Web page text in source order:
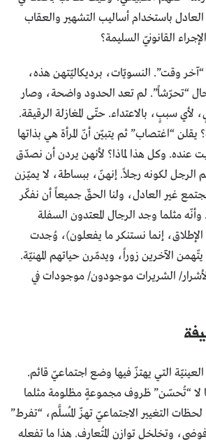
العادل باستخدام أساليب التشهير والعقاب
القانونيّ السليمة؟
“آخر وقت”. النسويّات، برديكاليّتهن هذه،
“تحرّشاً”. لم تعد الحدود واضحة، وصار
لأي سببٍ، بالاعتداء. حتّى المغازلة الرقيقة.
يقلن “اغتصاب” ثم يتبيّن أنّ المرأة هي بذاتها
عنده. وكل هذا لماذا؟ لأنهن يردن أن نصدّق
الرجل لكونه رجلاً. إنهنّ، ببساطة، لا يميّزن
غير العادل، ولنا الحقّ جميعاً أن نفكّر
مثلما وجد الرجال المعتدون السفلة
إنما نستنكر ما يفعلون)، وُجدت
الآخرين زوراً، ويدمّرن حياتهم المهنيّة.
الشريرات موجودون/ موجودات في
التي يهتزّ فيها وضع اجتماعيّ قائم.
لا “تُحسّن” ظروف مجموعةٍ مظلومة مثلما
التغيير الاجتماعيّ تهزّ المُسلَّم، “تفرط”
وتخلخل توازن المُتعارف. هذا ما تفعله